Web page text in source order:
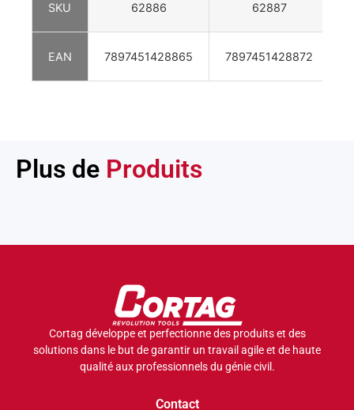
SKU 62886 62887
EAN 7897451428865 7897451428872
Plus de Produits
Cortag développe et perfectionne des produits et des
solutions dans le but de garantir un travail agile et de haute
qualité aux professionnels du génie civil.
Contact